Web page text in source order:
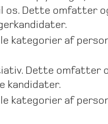
os. Dette omfatter
kategorier af
Dette omfatter
kandidater.
kategorier af